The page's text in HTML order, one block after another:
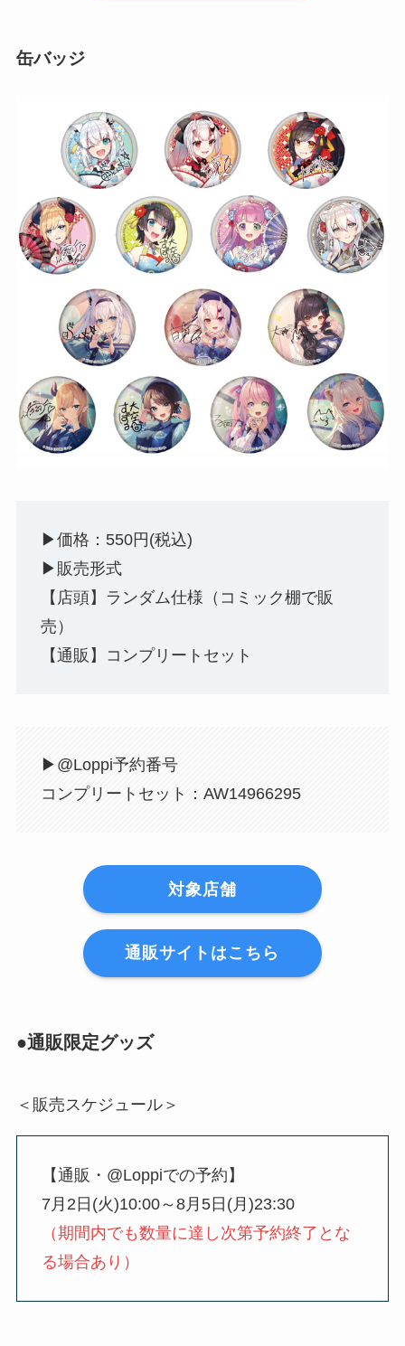
缶バッジ
▶︎価格：550円(税込)
▶︎販売形式
【店頭】ランダム仕様（コミック棚で販
売）
【通販】コンプリートセット
▶︎@Loppi予約番号
コンプリートセット：AW14966295
対象店舗
通販サイトはこちら
●通販限定グッズ
＜販売スケジュール＞
【通販・@Loppiでの予約】
7月2日(火)10:00～8月5日(月)23:30
（期間内でも数量に達し次第予約終了とな
る場合あり）